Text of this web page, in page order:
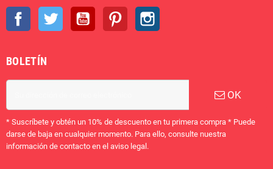
Facebook Twitter YouTube Pinterest
BOLETÍN
OK
* Suscríbete y obtén un 10% de descuento en tu primera compra * Puede
darse de baja en cualquier momento. Para ello, consulte nuestra
información de contacto en el aviso legal.